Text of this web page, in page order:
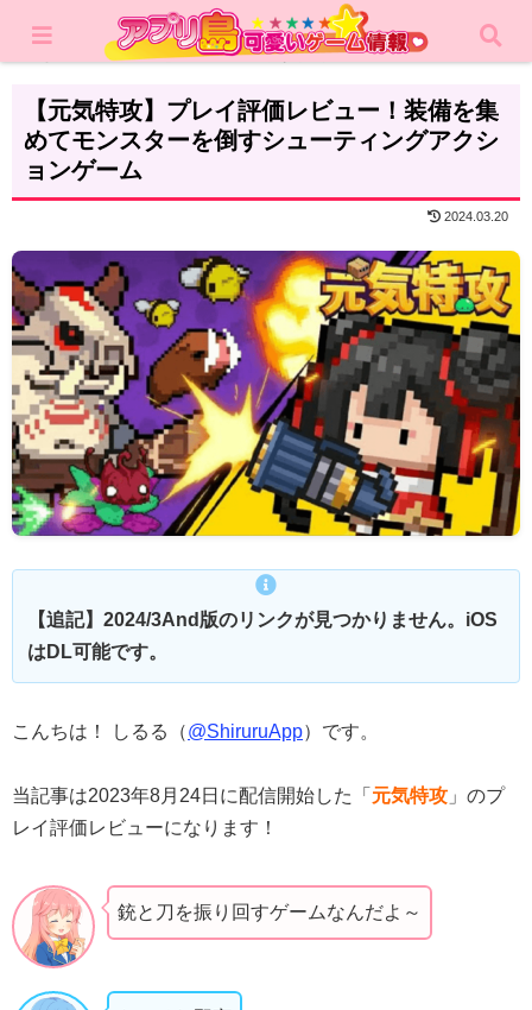
レビュー アクション
【元気特攻】プレイ評価レビュー！装備を集
めてモンスターを倒すシューティングアクシ
ョンゲーム
2024.03.20
【追記】2024/3And版のリンクが見つかりません。iOS
はDL可能です。
こんちは！ しるる（@ShiruruApp）です。
当記事は2023年8月24日に配信開始した「 元気特攻 」のプ
レイ評価レビューになります！
銃と刀を振り回すゲームなんだよ～